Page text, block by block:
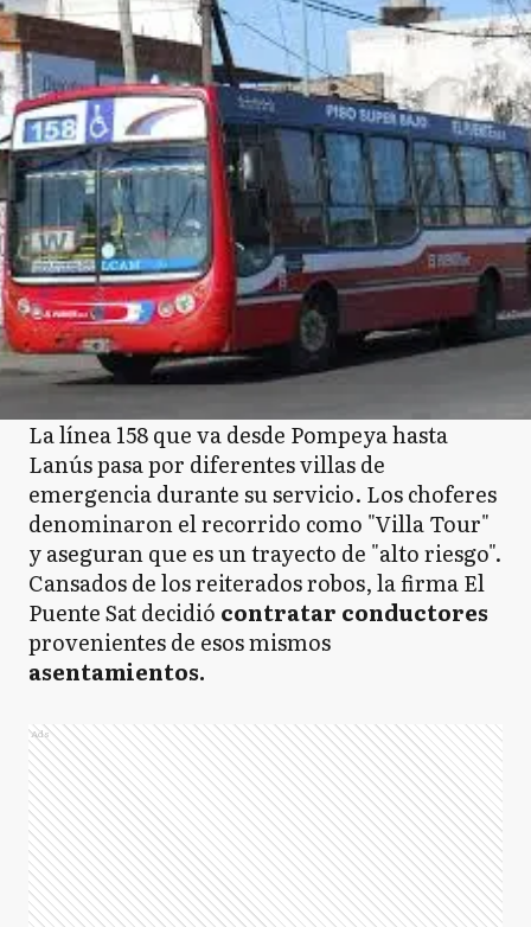
La línea 158 que va desde Pompeya hasta
Lanús pasa por diferentes villas de
emergencia durante su servicio. Los choferes
denominaron el recorrido como "Villa Tour"
y aseguran que es un trayecto de "alto riesgo".
Cansados de los reiterados robos, la firmaEl
Puente Sat decidió contratar conductores
provenientes de esos mismos
asentamientos.
Ads